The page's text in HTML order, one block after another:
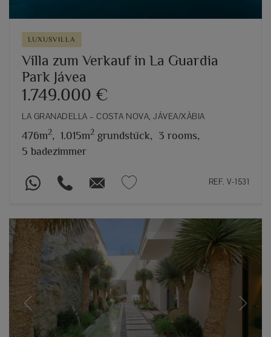
LUXUSVILLA
Villa zum Verkauf in La Guardia
Park Jávea
1.749.000 €
LA GRANADELLA – COSTA NOVA, JÁVEA/XÀBIA
476m2, 1.015m2 grundstück, 3 rooms,
5 badezimmer
REF. V-1531
Previous Next